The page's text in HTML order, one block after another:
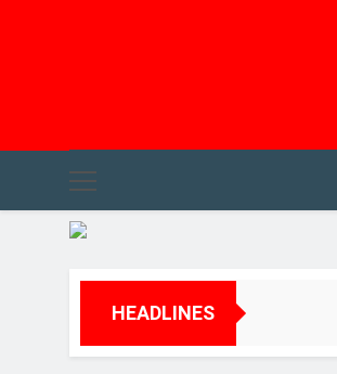
HEADLINES